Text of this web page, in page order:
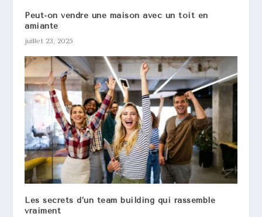
Peut-on vendre une maison avec un toit en
amiante
juillet 23, 2025
Les secrets d’un team building qui rassemble
vraiment